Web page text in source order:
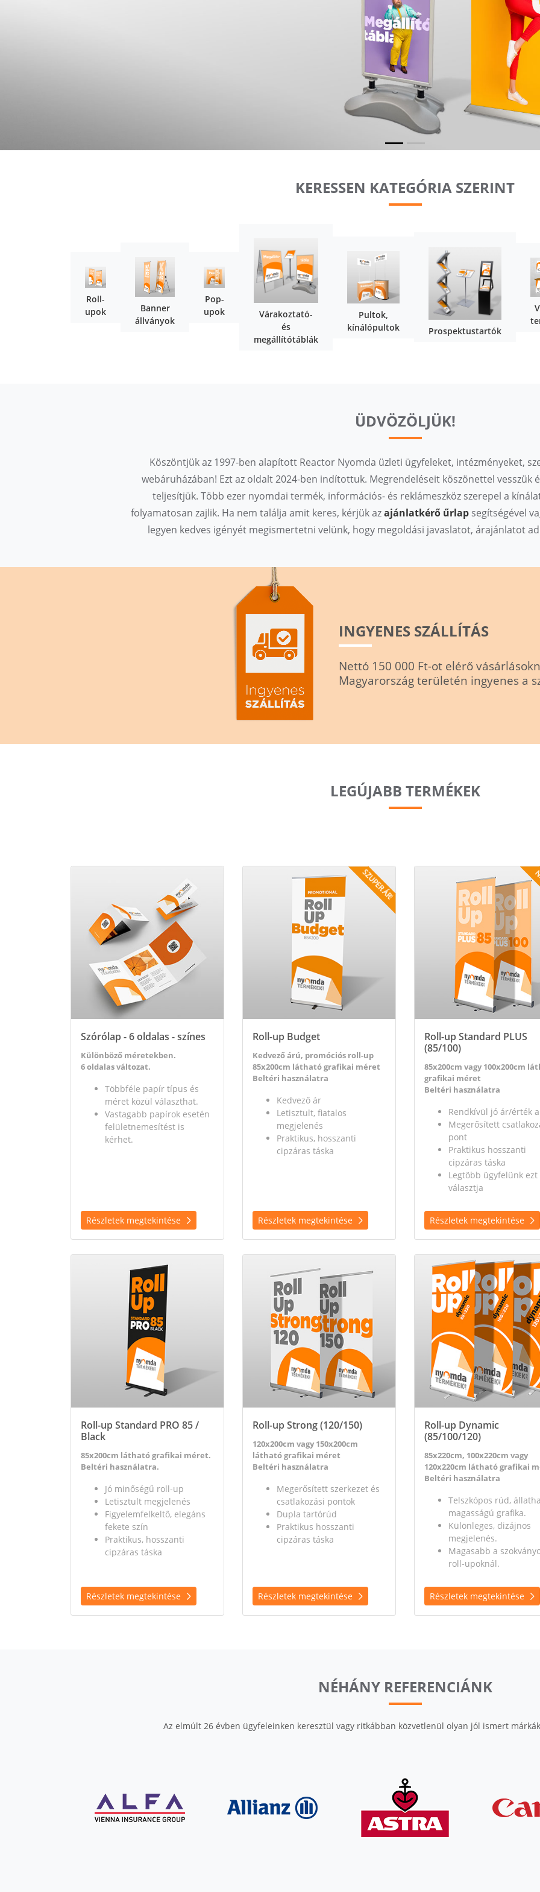
KERESSEN KATEGÓRIA SZERINT
Roll-
upok
Banner
állványok
Pop-
upok
Várakoztató-
és
megállítótáblák
Pultok,
kínálópultok
Prospektustartók
ÜDVÖZÖLJÜK!
Köszöntjük az 1997-ben alapított Reactor Nyomda üzleti ügyfeleket, intézményeket,
webáruházában! Ezt az oldalt 2024-ben indítottuk. Megrendeléseit köszönettel vesszük
teljesítjük. Több ezer nyomdai termék, információs- és reklámeszköz szerepel a
folyamatosan zajlik. Ha nem találja amit keres, kérjük azajánlatkérő űrlapsegítségével
legyen kedves igényét megismertetni velünk, hogy megoldási javaslatot, árajánlatot
INGYENES SZÁLLÍTÁS
Nettó 150 000 Ft-ot elérő
Magyarország területén ingyenes a
LEGÚJABB TERMÉKEK
Szórólap - 6 oldalas - színes
Különböző méretekben.
6 oldalas változat.
Többféle papír típus és
méret közül választhat.
Vastagabb papírok esetén
felületnemesítést is
kérhet.
Részletek megtekintése
SZUPER ÁR!
Roll-up Budget
Kedvező árú, promóciós roll-up
85x200cm látható grafikai méret
Beltéri használatra
Kedvező ár
Letisztult, fiatalos
megjelenés
Praktikus, hosszanti
cipzáras táska
Részletek megtekintése
Részletek megtekintése Roll-up Budget
Roll-up Standard PLUS
(85/100)
85x200cm vagy 100x200cm
grafikai méret
Beltéri használatra
Rendkívül jó ár/érték
Megerősített
pont
Praktikus hosszanti
cipzáras táska
Legtöbb ügyfelünk ezt
választja
Részletek megtekintése
Részletek megtekintése Roll-
Roll-up Standard PRO 85 /
Black
85x200cm látható grafikai méret.
Beltéri használatra.
Jó minőségű roll-up
Letisztult megjelenés
Figyelemfelkeltő, elegáns
fekete szín
Praktikus, hosszanti
cipzáras táska
Részletek megtekintése
Roll-up Strong (120/150)
120x200cm vagy 150x200cm
látható grafikai méret
Beltéri használatra
Megerősített szerkezet és
csatlakozási pontok
Dupla tartórúd
Praktikus hosszanti
cipzáras táska
Részletek megtekintése
Roll-up Dynamic
(85/100/120)
85x220cm, 100x220cm vagy
120x220cm látható grafikai
Beltéri használatra
Telszkópos rúd,
magasságú grafika.
Különleges, dizájnos
megjelenés.
Magasabb a
roll-upoknál.
Részletek megtekintése
Részletek megtekintése Roll-
NÉHÁNY REFERENCIÁNK
Az elmúlt 26 évben ügyfeleinken keresztül vagy ritkábban közvetlenül olyan jól ismert